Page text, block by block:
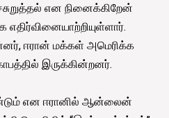
என நினைக்கிறேன்
எதிர்வினையாற்றியுள்ளார்.
ஈரான் மக்கள் அமெரிக்க
இருக்கின்றனர்.
என ஈரானில் ஆன்லைன்